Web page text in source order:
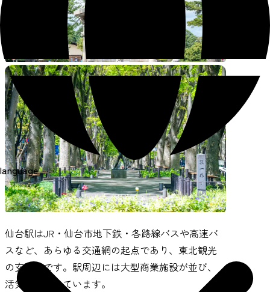
language
仙台駅はJR・仙台市地下鉄・各路線バスや高速バ
スなど、あらゆる交通網の起点であり、東北観光
の玄関口です。駅周辺には大型商業施設が並び、
活気にあふれています。